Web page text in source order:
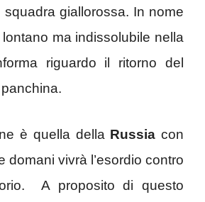
giallorossa. In nome
ma indissolubile nella
riguardo il ritorno del
è quella della Russia con
domani vivrà l’esordio contro
A proposito di questo